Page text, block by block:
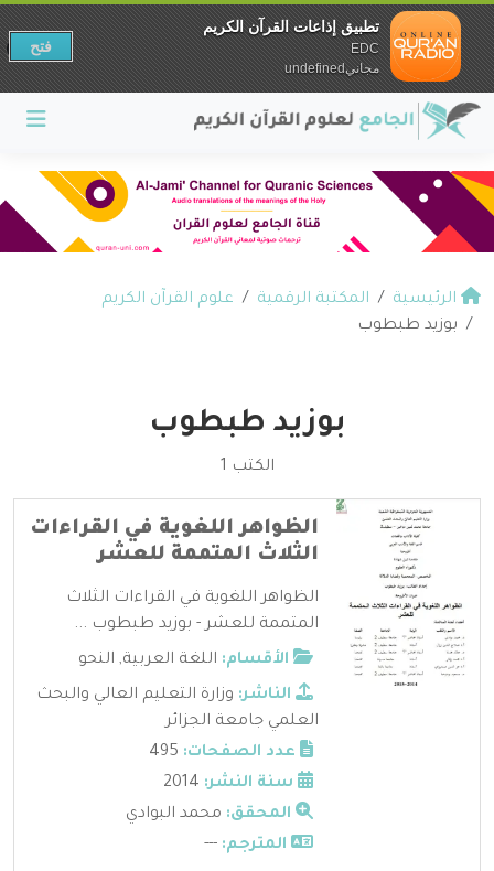
الرئيسية المكتبة الرقمية
علوم القرآن الكريم
بوزيد طبطوب
بوزيد طبطوب
الكتب 1
الظواهر اللغوية في القراءات
الثلاث المتممة للعشر
الظواهر اللغوية في القراءات الثلاث
المتممة للعشر - بوزيد طبطوب ...
الأقسام: اللغة العربية, النحو
الناشر: وزارة التعليم العالي والبحث
العلمي جامعة الجزائر
عدد الصفحات:
سنة النشر:
المحقق: محمد البوادي
المترجم: ---
تطبيق إذاعات القرآن الكريم
EDC
مجانيundefined
فتح